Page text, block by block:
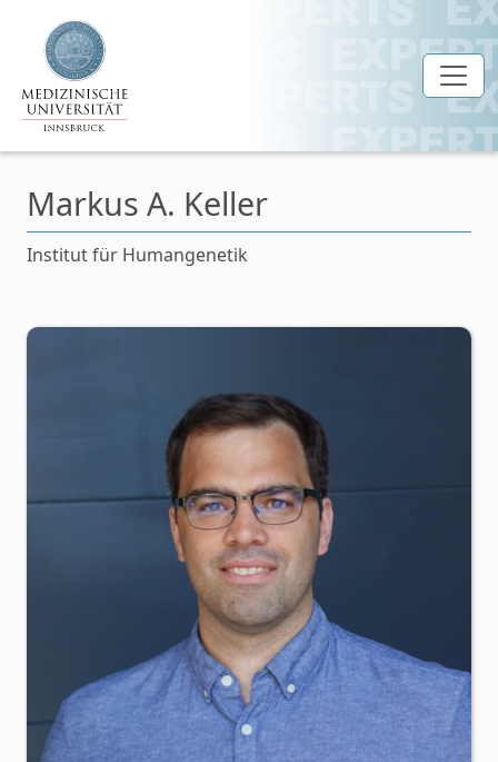
Zum Hauptinhalt springen
Markus A. Keller
Institut für Humangenetik